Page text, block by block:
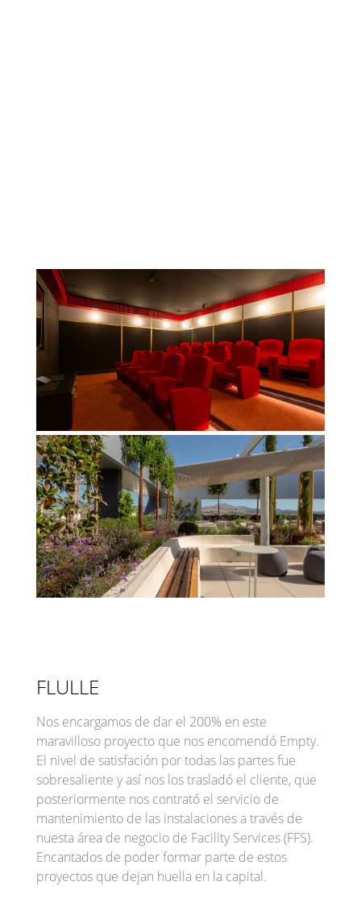
FLULLE
Nos encargamos de dar el 200% en este
maravilloso proyecto que nos encomendó Empty.
El nivel de satisfación por todas las partes fue
sobresaliente y así nos los trasladó el cliente, que
posteriormente nos contrató el servicio de
mantenimiento de las instalaciones a través de
nuesta área de negocio de Facility Services (FFS).
Encantados de poder formar parte de estos
proyectos que dejan huella en la capital.